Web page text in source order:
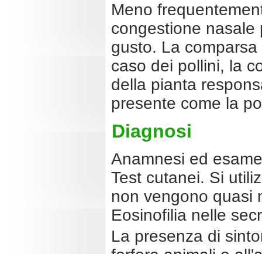
Meno
congestione nasale
gusto. La
caso dei pollini, la
della pianta
presente come la
Diagnosi
Anamnesi ed
Test cutanei. Si
non vengono quasi
Eosinofilia nelle
La presenza di